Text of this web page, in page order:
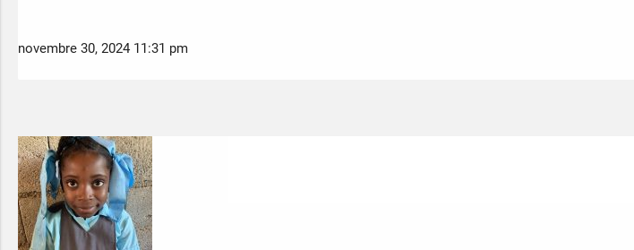
novembre 30, 2024 11:31 pm